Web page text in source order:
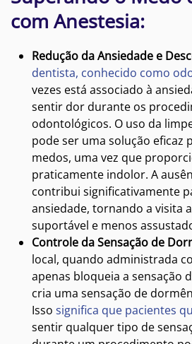
com Anestesia:
Redução da Ansiedade e
dentista, conhecido como
vezes está associado à
sentir dor durante os
odontológicos. O uso da
pode ser uma solução eficaz
medos, uma vez que
praticamente indolor. A
contribui significativamente
ansiedade, tornando a visita
suportável e menos
Controle da Sensação de
local, quando administrada
apenas bloqueia a sensação
cria uma sensação de
Isso significa que pacientes
sentir qualquer tipo de